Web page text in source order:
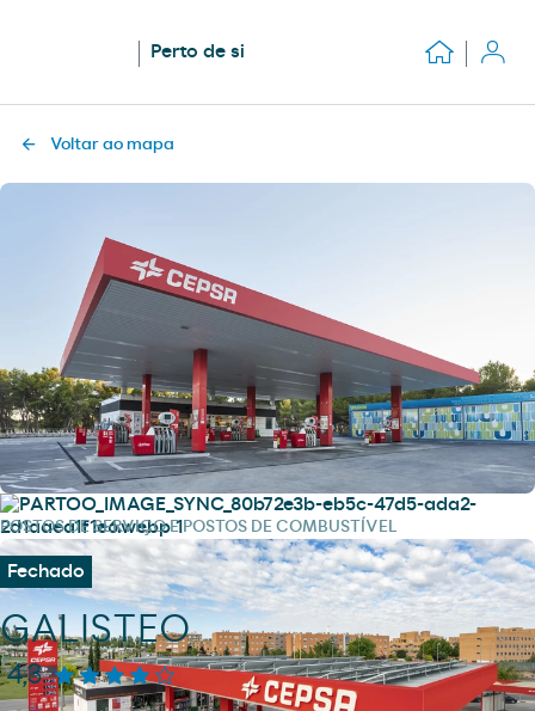
Perto de si
Voltar ao mapa
POSTOS DE SERVIÇO E POSTOS DE COMBUSTÍVEL
Fechado
GALISTEO
4,3